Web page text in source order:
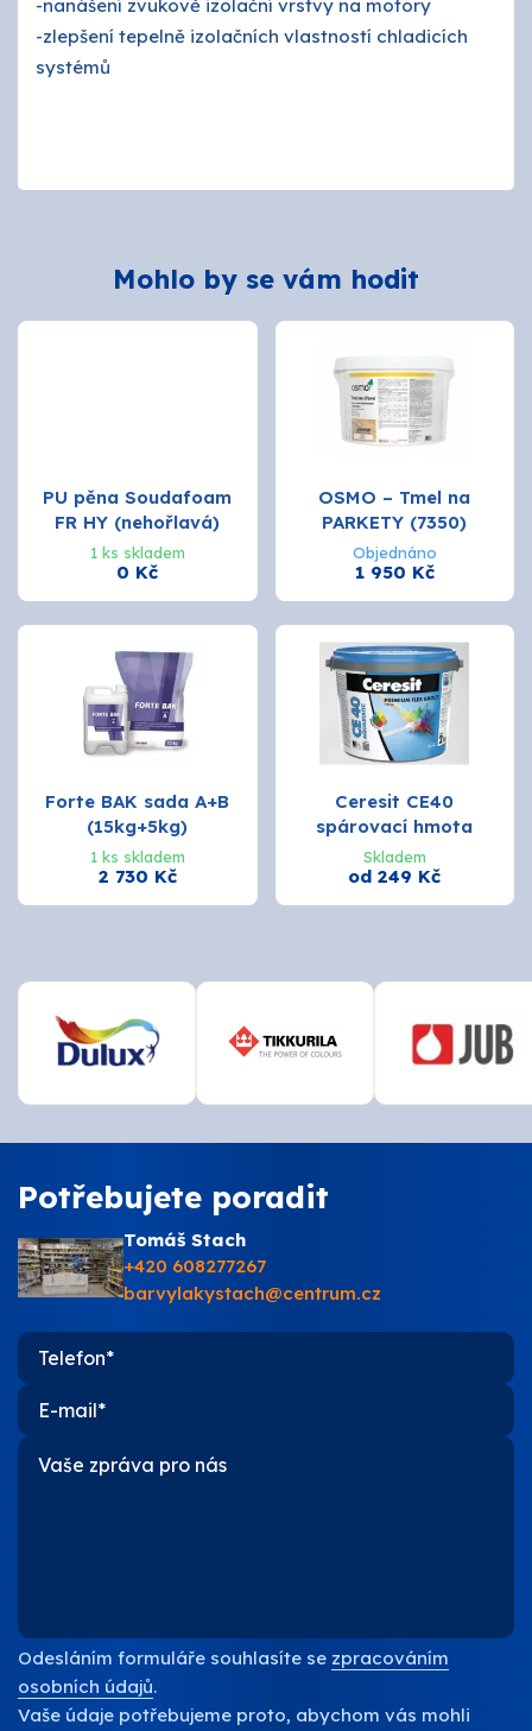
-nanášení zvukově izolační vrstvy na motory
-zlepšení tepelně izolačních vlastností chladicích
systémů
Mohlo by se vám hodit
PU pěna Soudafoam
FR HY (nehořlavá)
1 ks skladem
0 Kč
OSMO – Tmel na
PARKETY (7350)
Objednáno
1 950 Kč
Forte BAK sada A+B
(15kg+5kg)
1 ks skladem
2 730 Kč
Ceresit CE40
spárovací hmota
Skladem
od 249 Kč
Potřebujete poradit
Tomáš Stach
+420 608277267
barvylakystach@centrum.cz
Odesláním formuláře souhlasíte se zpracováním
osobních údajů.
Vaše údaje potřebujeme proto, abychom vás mohli